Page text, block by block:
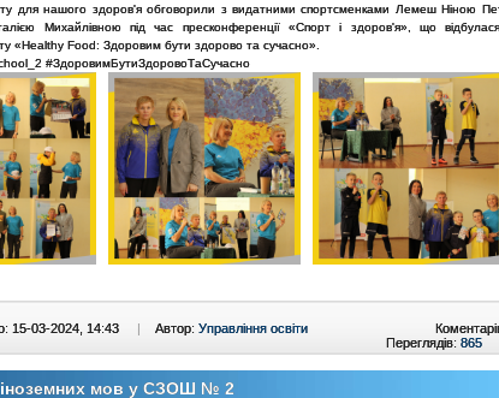
для нашого здоров'я обговорили з видатними спортсменками Лемеш Ніною
Михайлівною під час пресконференції «Спорт і здоров'я», що
«Healthy Food: Здоровим бути здорово та сучасно».
#ЗдоровимБутиЗдоровоТаСучасно
15-03-2024, 14:43 | Автор: Управління освіти
Переглядів: 865
мов у СЗОШ № 2